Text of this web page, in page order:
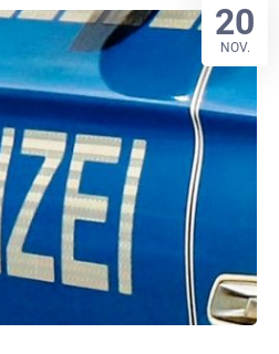
20
NOV.